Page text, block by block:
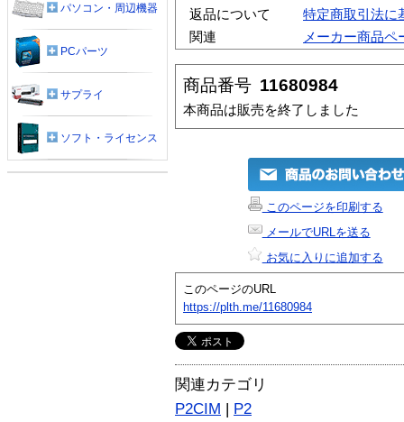
返品について
特定商取引法に
関連
メーカー商品ペ
商品番号 11680984
本商品は販売を終了しました
このページを印刷する
メールでURLを送る
お気に入りに追加する
このページのURL
https://plth.me/11680984
関連カテゴリ
P2CIM | P2
パソコン・周辺機器
PCパーツ
サプライ
ソフト・ライセンス